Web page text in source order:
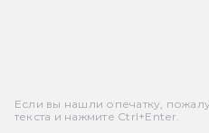
Если вы нашли опечатку,
текста и нажмите Ctrl+Enter.